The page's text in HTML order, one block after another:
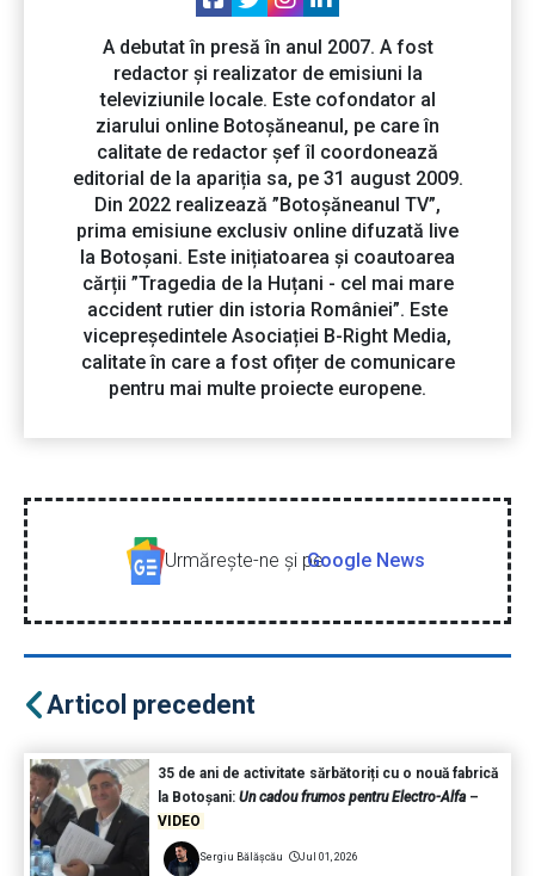
A debutat în presă în anul 2007. A fost
redactor și realizator de emisiuni la
televiziunile locale. Este cofondator al
ziarului online Botoșăneanul, pe care în
calitate de redactor șef îl coordonează
editorial de la apariția sa, pe 31 august 2009.
Din 2022 realizează ”Botoșăneanul TV”,
prima emisiune exclusiv online difuzată live
la Botoșani. Este inițiatoarea și coautoarea
cărții ”Tragedia de la Huțani - cel mai mare
accident rutier din istoria României”. Este
vicepreședintele Asociației B-Right Media,
calitate în care a fost ofițer de comunicare
pentru mai multe proiecte europene.
Urmăreşte-ne şi peGoogle News
Articol precedent
35 de ani de activitate sărbătoriți cu o nouă fabrică
la Botoșani: Un cadou frumos pentru Electro-Alfa–
VIDEO
Sergiu Bălășcău Jul 01, 2026